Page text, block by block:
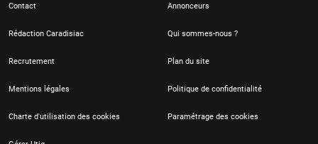
Contact Annonceurs
Rédaction Caradisiac Qui sommes-nous ?
Recrutement Plan du site
Mentions légales Politique de confidentialité
Charte d'utilisation des cookies Paramétrage des cookies